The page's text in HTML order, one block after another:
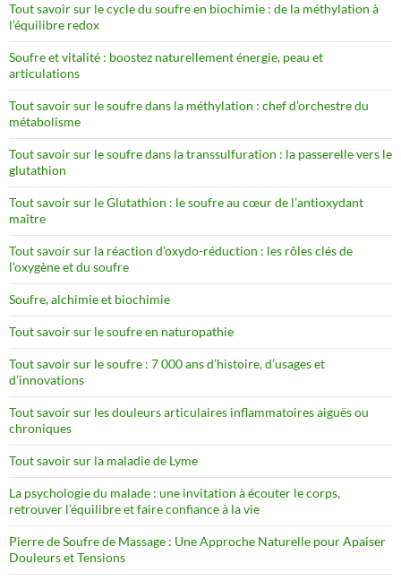
Tout savoir sur le cycle du soufre en biochimie : de la méthylation à
l’équilibre redox
Soufre et vitalité : boostez naturellement énergie, peau et
articulations
Tout savoir sur le soufre dans la méthylation : chef d’orchestre du
métabolisme
Tout savoir sur le soufre dans la transsulfuration : la passerelle vers le
glutathion
Tout savoir sur le Glutathion : le soufre au cœur de l’antioxydant
maître
Tout savoir sur la réaction d’oxydo-réduction : les rôles clés de
l’oxygène et du soufre
Soufre, alchimie et biochimie
Tout savoir sur le soufre en naturopathie
Tout savoir sur le soufre : 7 000 ans d’histoire, d’usages et
d’innovations
Tout savoir sur les douleurs articulaires inflammatoires aiguës ou
chroniques
Tout savoir sur la maladie de Lyme
La psychologie du malade : une invitation à écouter le corps,
retrouver l’équilibre et faire confiance à la vie
Pierre de Soufre de Massage : Une Approche Naturelle pour Apaiser
Douleurs et Tensions